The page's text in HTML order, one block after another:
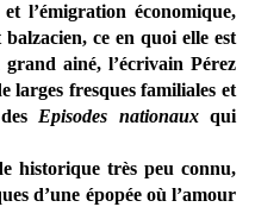
l’émigration économique,
ce en quoi elle est
ainé, l’écrivain Pérez
larges fresques familiales et
Episodes nationauxqui
très peu connu,
d’une épopée où l’amour